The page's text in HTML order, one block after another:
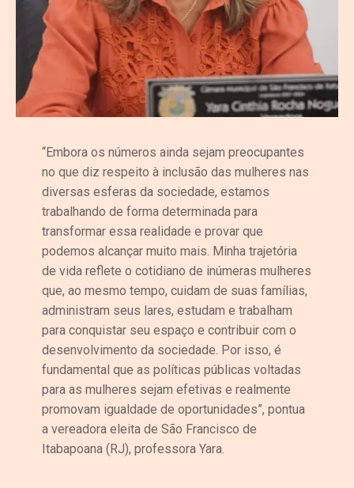
“Embora os números ainda sejam preocupantes
no que diz respeito à inclusão das mulheres nas
diversas esferas da sociedade, estamos
trabalhando de forma determinada para
transformar essa realidade e provar que
podemos alcançar muito mais. Minha trajetória
de vida reflete o cotidiano de inúmeras mulheres
que, ao mesmo tempo, cuidam de suas famílias,
administram seus lares, estudam e trabalham
para conquistar seu espaço e contribuir com o
desenvolvimento da sociedade. Por isso, é
fundamental que as políticas públicas voltadas
para as mulheres sejam efetivas e realmente
promovam igualdade de oportunidades”, pontua
a vereadora eleita de São Francisco de
Itabapoana (RJ), professora Yara.